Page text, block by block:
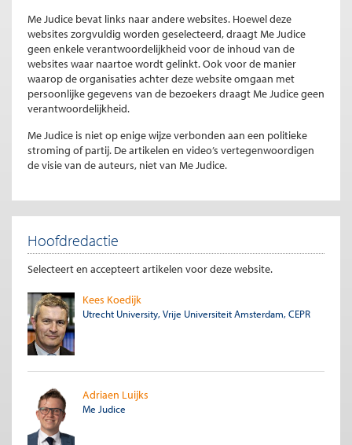
Me Judice bevat links naar andere websites. Hoewel deze
websites zorgvuldig worden geselecteerd, draagt Me Judice
geen enkele verantwoordelijkheid voor de inhoud van de
websites waar naartoe wordt gelinkt. Ook voor de manier
waarop de organisaties achter deze website omgaan met
persoonlijke gegevens van de bezoekers draagt Me Judice geen
verantwoordelijkheid.
Me Judice is niet op enige wijze verbonden aan een politieke
stroming of partij. De artikelen en video’s vertegenwoordigen
de visie van de auteurs, niet van Me Judice.
Hoofdredactie
Selecteert en accepteert artikelen voor deze website.
Kees Koedijk
Utrecht University, Vrije Universiteit Amsterdam, CEPR
Adriaen Luijks
Me Judice